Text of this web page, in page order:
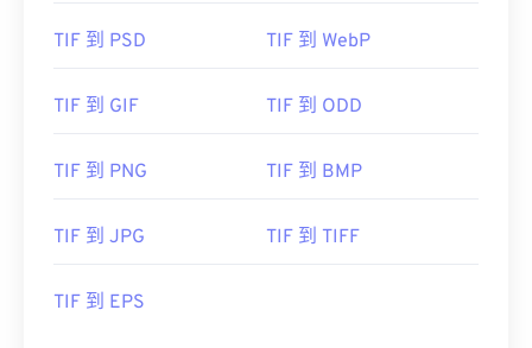
TIF 到 PSD TIF 到 WebP
TIF 到 GIF TIF 到 ODD
TIF 到 PNG TIF 到 BMP
TIF 到 JPG TIF 到 TIFF
TIF 到 EPS